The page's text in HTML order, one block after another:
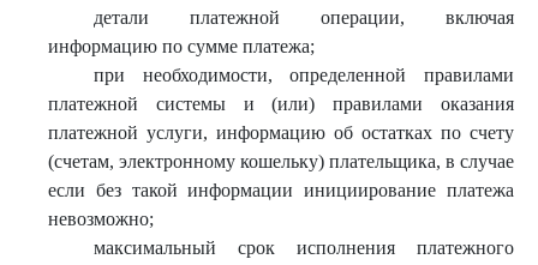
детали платежной операции, включая
информацию по сумме платежа;
при необходимости, определенной правилами
платежной системы и (или) правилами оказания
платежной услуги, информацию об остатках по счету
(счетам, электронному кошельку) плательщика, в случае
если без такой информации инициирование платежа
невозможно;
максимальный срок исполнения платежного